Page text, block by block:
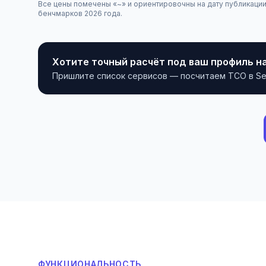
Все цены помечены «~» и ориентировочны на дату
бенчмарков 2026 года.
Хотите точный расчёт под ваш профиль
Пришлите список сервисов — посчитаем TCO в
ФУНКЦИОНАЛЬНОСТЬ